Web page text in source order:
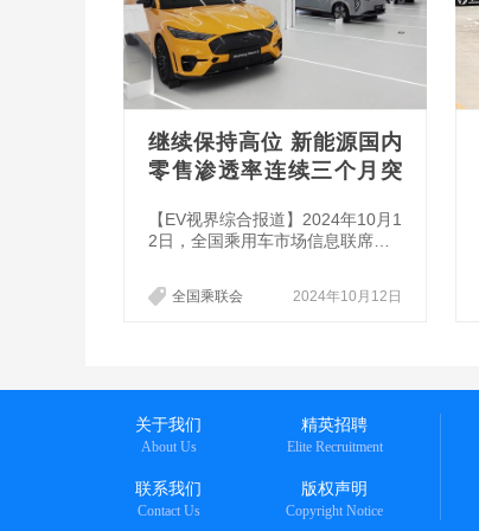
继续保持高位 新能源国内
零售渗透率连续三个月突
【EV视界综合报道】2024年10月1
2日，全国乘用车市场信息联席会
息发布会期间透露，新能源车国内
零售渗透率连续三个月突破50%，
2024年10月12日
全国乘联会
关于我们
About Us
精英招聘
Elite Recruitment
联系我们
Contact Us
版权声明
Copyright Notice